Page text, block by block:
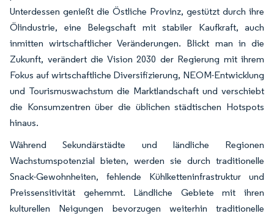
Unterdessen genießt die Östliche Provinz, gestützt durch ihre
Ölindustrie, eine Belegschaft mit stabiler Kaufkraft, auch
inmitten wirtschaftlicher Veränderungen. Blickt man in die
Zukunft, verändert die Vision 2030 der Regierung mit ihrem
Fokus auf wirtschaftliche Diversifizierung, NEOM-Entwicklung
und Tourismuswachstum die Marktlandschaft und verschiebt
die Konsumzentren über die üblichen städtischen Hotspots
hinaus.
Während Sekundärstädte und ländliche Regionen
Wachstumspotenzial bieten, werden sie durch traditionelle
Snack-Gewohnheiten, fehlende Kühlketteninfrastruktur und
Preissensitivität gehemmt. Ländliche Gebiete mit ihren
kulturellen Neigungen bevorzugen weiterhin traditionelle